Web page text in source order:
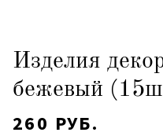
Изделия
бежевый
260 РУБ.